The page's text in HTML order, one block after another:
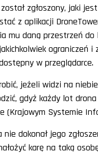
zgłoszony, jaki
z aplikacji
mu daną przestrzeń do
ograniczeń i
w przeglądarce.
jeżeli widzi na
gdyż każdy lot
(Krajowym Systemie
dokonał jego
karę na taką